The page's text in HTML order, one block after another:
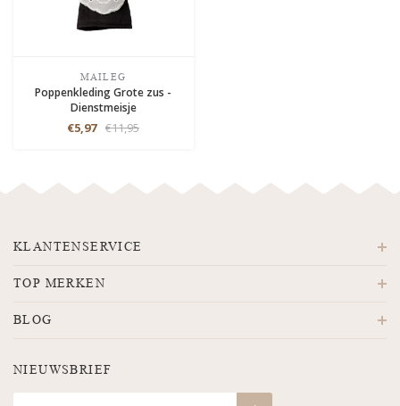
MAILEG
Poppenkleding Grote zus -
Dienstmeisje
€5,97 €11,95
KLANTENSERVICE
TOP MERKEN
BLOG
NIEUWSBRIEF